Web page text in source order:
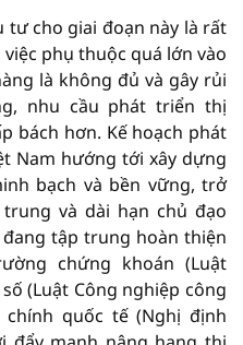
tư cho giai đoạn này là rất
phụ thuộc quá lớn vào
là không đủ và gây rủi
nhu cầu phát triển thị
bách hơn. Kế hoạch phát
Nam hướng tới xây dựng
bạch và bền vững, trở
và dài hạn chủ đạo
tập trung hoàn thiện
chứng khoán (Luật
(Luật Công nghiệp công
quốc tế (Nghị định